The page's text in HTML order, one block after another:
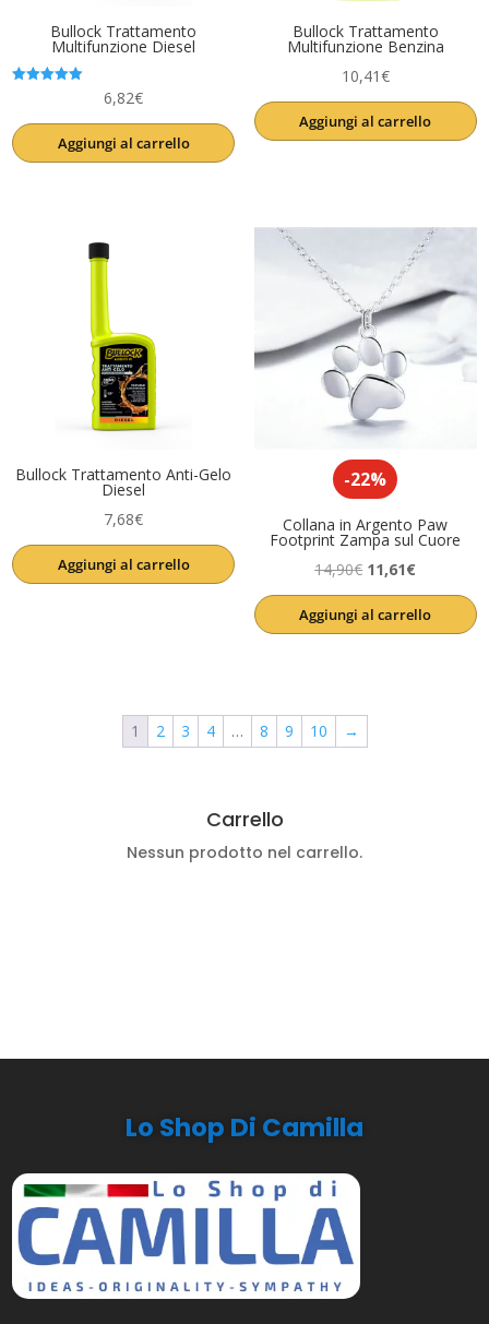
Bullock Trattamento
Multifunzione Diesel
6,82€
Aggiungi al carrello
Bullock Trattamento
Multifunzione Benzina
10,41€
Aggiungi al carrello
Bullock Trattamento Anti-Gelo
Diesel
7,68€
Aggiungi al carrello
-22%
Collana in Argento Paw
Footprint Zampa sul Cuore
14,90€ Il
prezzo
originale
11,61€Il
prezzo
attuale
Aggiungi al carrello
1 2 3 4 … 8 9 10 →
Carrello
Nessun prodotto nel carrello.
Lo Shop Di Camilla